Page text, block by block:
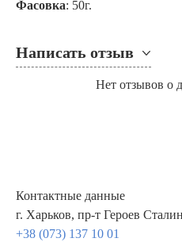
Фасовка: 50г.
Написать отзыв
Нет отзывов о
Контактные данные
г. Харьков, пр-т Героев
+38 (073) 137 10 01